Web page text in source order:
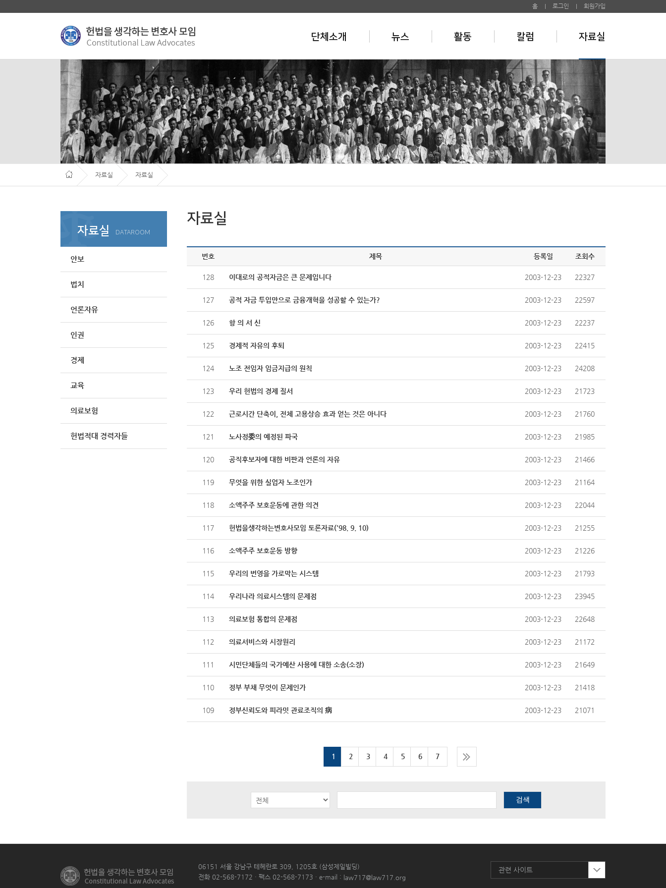
홈 로그인 회원가입
단체소개 뉴스 활동 칼럼 자료실
자료실 자료실
자료실 DATAROOM
안보
법치
언론자유
인권
경제
교육
의료보험
헌법적대 경력자들
자료실
번호 제목 등록일 조회수
128 이대로의 공적자금은 큰 문제입니다 2003-12-23 22327
127 공적 자금 투입만으로 금융개혁을 성공할 수 있는가? 2003-12-23 22597
126 항 의 서 신 2003-12-23 22237
125 경제적 자유의 후퇴 2003-12-23 22415
124 노조 전임자 임금지급의 원칙 2003-12-23 24208
123 우리 헌법의 경제 질서 2003-12-23 21723
122 근로시간 단축이, 전체 고용상승 효과 얻는 것은 아니다 2003-12-23 21760
121 노사정委의 예정된 파국 2003-12-23 21985
120 공직후보자에 대한 비판과 언론의 자유 2003-12-23 21466
119 무엇을 위한 실업자 노조인가 2003-12-23 21164
118 소액주주 보호운동에 관한 의견 2003-12-23 22044
117 헌법을생각하는변호사모임 토론자료('98. 9. 10) 2003-12-23 21255
116 소액주주 보호운동 방향 2003-12-23 21226
115 우리의 번영을 가로막는 시스템 2003-12-23 21793
114 우리나라 의료시스템의 문제점 2003-12-23 23945
113 의료보험 통합의 문제점 2003-12-23 22648
112 의료서비스와 시장원리 2003-12-23 21172
111 시민단체들의 국가예산 사용에 대한 소송(소장) 2003-12-23 21649
110 정부 부채 무엇이 문제인가 2003-12-23 21418
109 정부신뢰도와 피라밋 관료조직의 病 2003-12-23 21071
1 2 3 4 5 6 7
06151 서울 강남구 테헤란로 309, 1205호 (삼성제일빌딩)
전화 02-568-7172 · 팩스 02-568-7173 · e-mail : law717@law717.org
관련 사이트